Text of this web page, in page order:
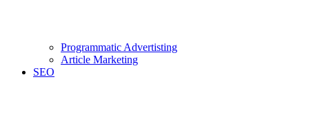
Programmatic Advertisting
Article Marketing
SEO